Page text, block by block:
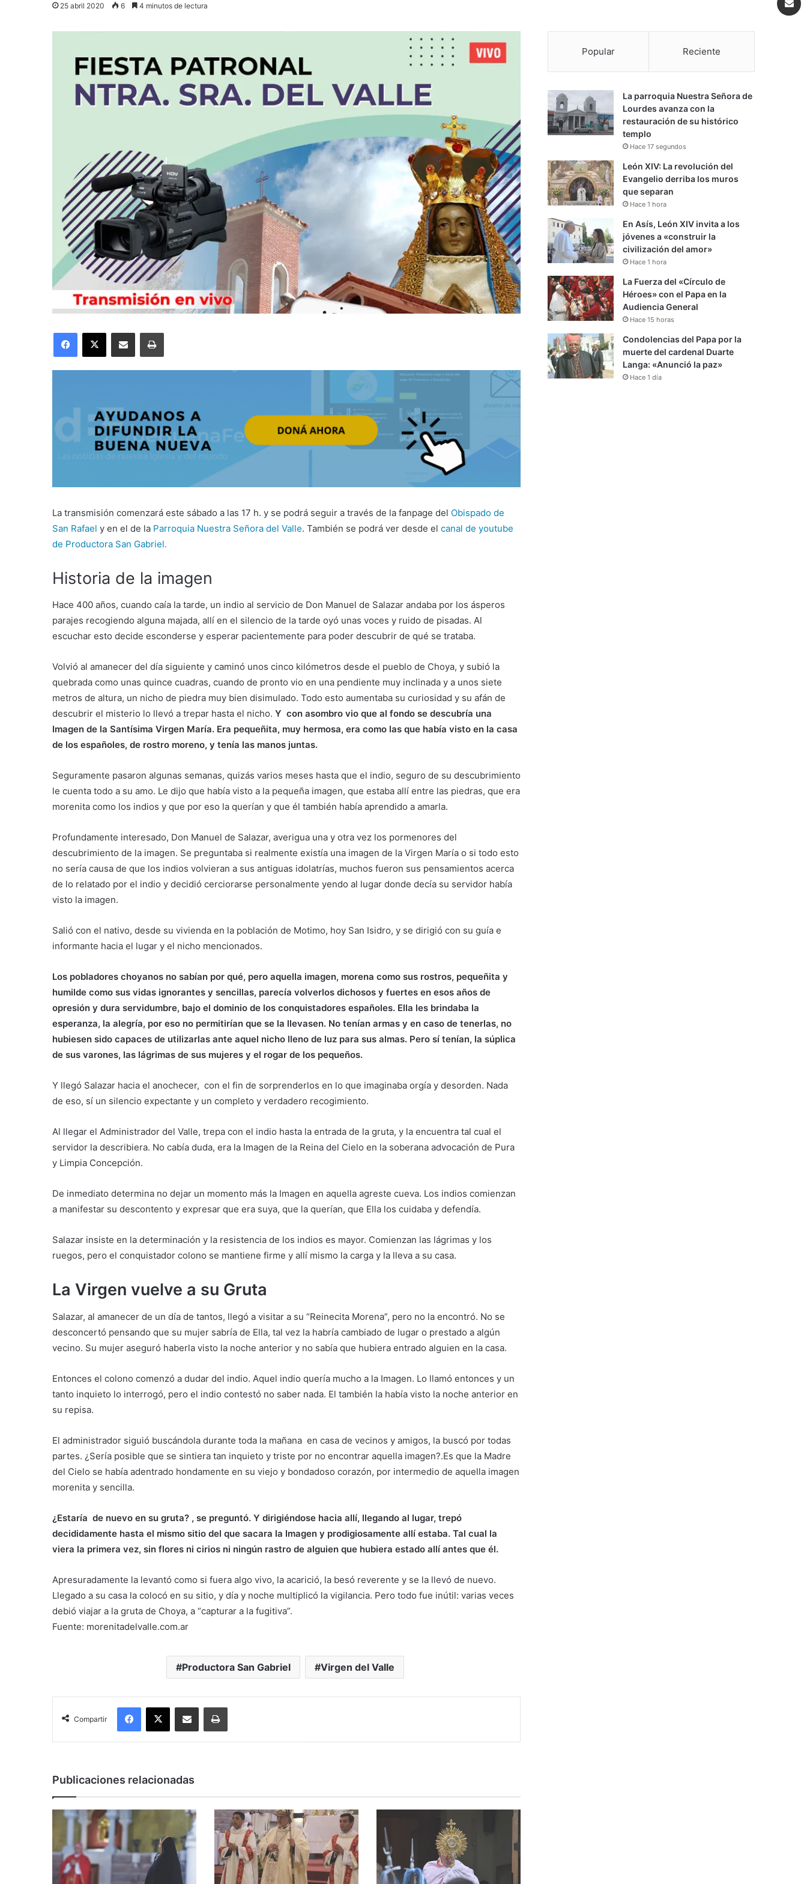
25 abril 2020 6 4 minutos de lectura
La transmisión comenzará este sábado a las 17 h. y se podrá seguir a través de la fanpage del Obispado de
San Rafael y en el de la Parroquia Nuestra Señora del Valle. También se podrá ver desde el canal de youtube
de Productora San Gabriel.
Historia de la imagen
Hace 400 años, cuando caía la tarde, un indio al servicio de Don Manuel de Salazar andaba por los ásperos
parajes recogiendo alguna majada, allí en el silencio de la tarde oyó unas voces y ruido de pisadas. Al
escuchar esto decide esconderse y esperar pacientemente para poder descubrir de qué se trataba.
Volvió al amanecer del día siguiente y caminó unos cinco kilómetros desde el pueblo de Choya, y subió la
quebrada como unas quince cuadras, cuando de pronto vio en una pendiente muy inclinada y a unos siete
metros de altura, un nicho de piedra muy bien disimulado. Todo esto aumentaba su curiosidad y su afán de
descubrir el misterio lo llevó a trepar hasta el nicho. Y con asombro vio que al fondo se descubría una
Imagen de la Santísima Virgen María. Era pequeñita, muy hermosa, era como las que había visto en la casa
de los españoles, de rostro moreno, y tenía las manos juntas.
Seguramente pasaron algunas semanas, quizás varios meses hasta que el indio, seguro de su descubrimiento
le cuenta todo a su amo. Le dijo que había visto a la pequeña imagen, que estaba allí entre las piedras, que era
morenita como los indios y que por eso la querían y que él también había aprendido a amarla.
Profundamente interesado, Don Manuel de Salazar, averigua una y otra vez los pormenores del
descubrimiento de la imagen. Se preguntaba si realmente existía una imagen de la Virgen María o si todo esto
no sería causa de que los indios volvieran a sus antiguas idolatrías, muchos fueron sus pensamientos acerca
de lo relatado por el indio y decidió cerciorarse personalmente yendo al lugar donde decía su servidor había
visto la imagen.
Salió con el nativo, desde su vivienda en la población de Motimo, hoy San Isidro, y se dirigió con su guía e
informante hacia el lugar y el nicho mencionados.
Los pobladores choyanos no sabían por qué, pero aquella imagen, morena como sus rostros, pequeñita y
humilde como sus vidas ignorantes y sencillas, parecía volverlos dichosos y fuertes en esos años de
opresión y dura servidumbre, bajo el dominio de los conquistadores españoles. Ella les brindaba la
esperanza, la alegría, por eso no permitirían que se la llevasen. No tenían armas y en caso de tenerlas, no
hubiesen sido capaces de utilizarlas ante aquel nicho lleno de luz para sus almas. Pero sí tenían, la súplica
de sus varones, las lágrimas de sus mujeres y el rogar de los pequeños.
Y llegó Salazar hacia el anochecer, con el fin de sorprenderlos en lo que imaginaba orgía y desorden. Nada
de eso, sí un silencio expectante y un completo y verdadero recogimiento.
Al llegar el Administrador del Valle, trepa con el indio hasta la entrada de la gruta, y la encuentra tal cual el
servidor la describiera. No cabía duda, era la Imagen de la Reina del Cielo en la soberana advocación de Pura
y Limpia Concepción.
De inmediato determina no dejar un momento más la Imagen en aquella agreste cueva. Los indios comienzan
a manifestar su descontento y expresar que era suya, que la querían, que Ella los cuidaba y defendía.
Salazar insiste en la determinación y la resistencia de los indios es mayor. Comienzan las lágrimas y los
ruegos, pero el conquistador colono se mantiene firme y allí mismo la carga y la lleva a su casa.
La Virgen vuelve a su Gruta
Salazar, al amanecer de un día de tantos, llegó a visitar a su “Reinecita Morena”, pero no la encontró. No se
desconcertó pensando que su mujer sabría de Ella, tal vez la habría cambiado de lugar o prestado a algún
vecino. Su mujer aseguró haberla visto la noche anterior y no sabía que hubiera entrado alguien en la casa.
Entonces el colono comenzó a dudar del indio. Aquel indio quería mucho a la Imagen. Lo llamó entonces y un
tanto inquieto lo interrogó, pero el indio contestó no saber nada. El también la había visto la noche anterior en
su repisa.
El administrador siguió buscándola durante toda la mañana en casa de vecinos y amigos, la buscó por todas
partes. ¿Sería posible que se sintiera tan inquieto y triste por no encontrar aquella imagen?.Es que la Madre
del Cielo se había adentrado hondamente en su viejo y bondadoso corazón, por intermedio de aquella imagen
morenita y sencilla.
¿Estaría de nuevo en su gruta? , se preguntó. Y dirigiéndose hacia allí, llegando al lugar, trepó
decididamente hasta el mismo sitio del que sacara la Imagen y prodigiosamente allí estaba. Tal cual la
viera la primera vez, sin flores ni cirios ni ningún rastro de alguien que hubiera estado allí antes que él.
Apresuradamente la levantó como si fuera algo vivo, la acarició, la besó reverente y se la llevó de nuevo.
Llegado a su casa la colocó en su sitio, y día y noche multiplicó la vigilancia. Pero todo fue inútil: varias veces
debió viajar a la gruta de Choya, a “capturar a la fugitiva”.
Fuente: morenitadelvalle.com.ar
Productora San Gabriel Virgen del Valle
Compartir
Publicaciones relacionadas
Popular Reciente
La parroquia Nuestra Señora de
Lourdes avanza con la
restauración de su histórico
templo
Hace 17 segundos
León XIV: La revolución del
Evangelio derriba los muros
que separan
Hace 1 hora
En Asís, León XIV invita a los
jóvenes a «construir la
civilización del amor»
Hace 1 hora
La Fuerza del «Círculo de
Héroes» con el Papa en la
Audiencia General
Hace 15 horas
Condolencias del Papa por la
muerte del cardenal Duarte
Langa: «Anunció la paz»
Hace 1 día